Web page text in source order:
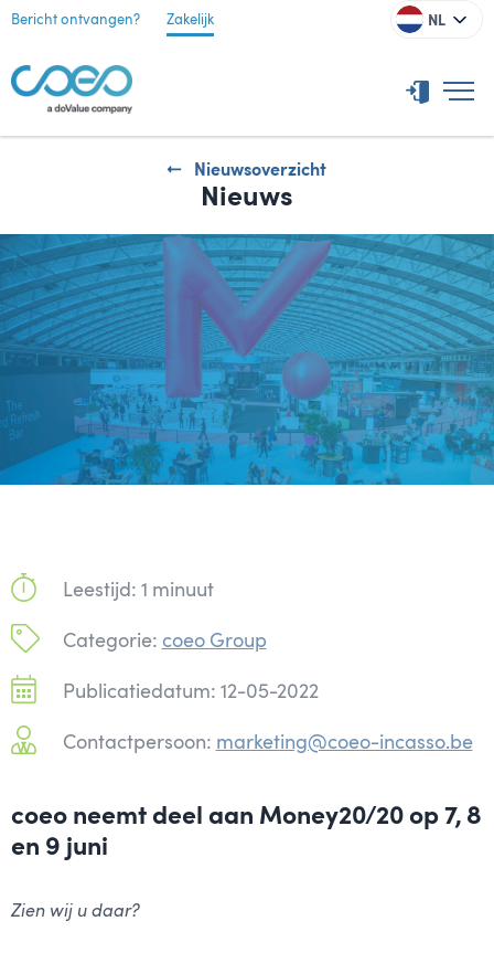
Bericht ontvangen? Zakelijk NL
Nieuwsoverzicht
Nieuws
Leestijd: 1 minuut
Categorie: coeo Group
Publicatiedatum: 12-05-2022
Contactpersoon: marketing@coeo-incasso.be
coeo neemt deel aan Money20/20 op 7, 8
en 9 juni
Zien wij u daar?